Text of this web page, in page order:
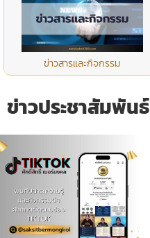
ข่าวสารและกิจกรรม
ข่าวประชาสัมพันธ์